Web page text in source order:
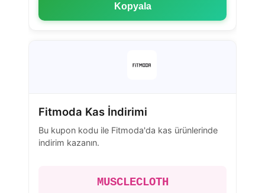
Kopyala
Fitmoda Kas İndirimi
Bu kupon kodu ile Fitmoda'da kas ürünlerinde
indirim kazanın.
MUSCLECLOTH